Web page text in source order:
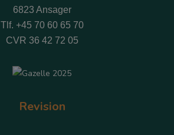
6823 Ansager
Tlf. +45 70 60 65 70
CVR 36 42 72 05
Revision